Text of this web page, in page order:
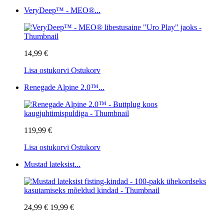
VeryDeep™ - MEO®...
14,99 €
Lisa ostukorvi Ostukorv
Renegade Alpine 2.0™...
119,99 €
Lisa ostukorvi Ostukorv
Mustad lateksist...
24,99 € 19,99 €